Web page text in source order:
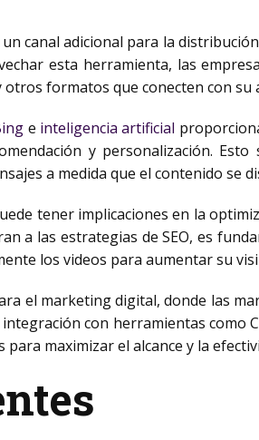
canal adicional para la
esta herramienta, las
formatos que conecten con su
e inteligencia artificial
y personalización.
a medida que el contenido se
tener implicaciones en la
a las estrategias de SEO, es
los videos para aumentar su
el marketing digital, donde las
con herramientas como
maximizar el alcance y la